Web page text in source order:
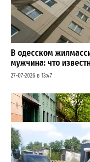
В одесском
мужчина: что
27-07-2026 в 13:47
Шезлонги, бунгало
заплатить за отдых
21-07-2026 в 19:23
ВИБОР РЕДАКЦИИ